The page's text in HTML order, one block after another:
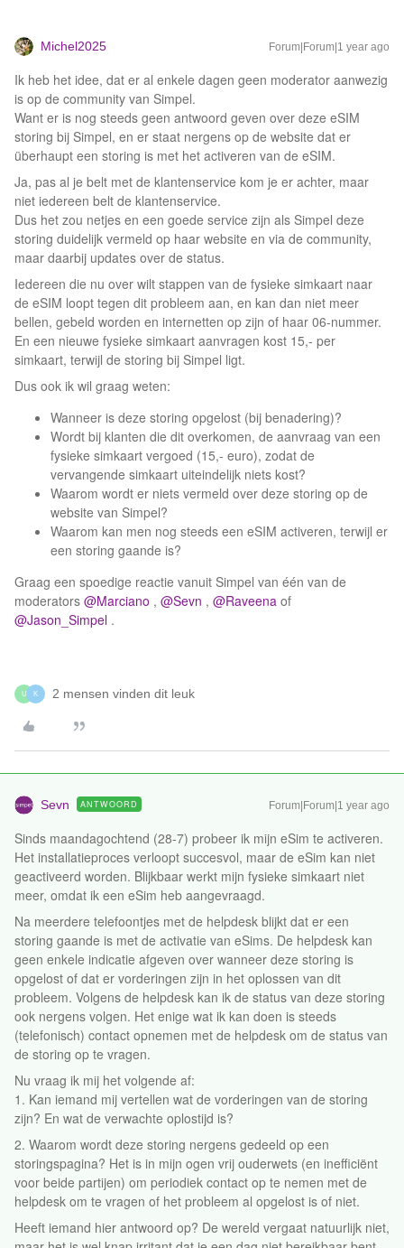
Michel2025 Forum|Forum|1 year ago
Ik heb het idee, dat er al enkele dagen geen moderator aanwezig
is op de community van Simpel.
Want er is nog steeds geen antwoord geven over deze eSIM
storing bij Simpel, en er staat nergens op de website dat er
überhaupt een storing is met het activeren van de eSIM.
Ja, pas al je belt met de klantenservice kom je er achter, maar
niet iedereen belt de klantenservice.
Dus het zou netjes en een goede service zijn als Simpel deze
storing duidelijk vermeld op haar website en via de community,
maar daarbij updates over de status.
Iedereen die nu over wilt stappen van de fysieke simkaart naar
de eSIM loopt tegen dit probleem aan, en kan dan niet meer
bellen, gebeld worden en internetten op zijn of haar 06-nummer.
En een nieuwe fysieke simkaart aanvragen kost 15,- per
simkaart, terwijl de storing bij Simpel ligt.
Dus ook ik wil graag weten:
Wanneer is deze storing opgelost (bij benadering)?
Wordt bij klanten die dit overkomen, de aanvraag van een
fysieke simkaart vergoed (15,- euro), zodat de
vervangende simkaart uiteindelijk niets kost?
Waarom wordt er niets vermeld over deze storing op de
website van Simpel?
Waarom kan men nog steeds een eSIM activeren, terwijl er
een storing gaande is?
Graag een spoedige reactie vanuit Simpel van één van de
moderators ​ @Marciano , ​ @Sevn , ​ @Raveena of ​
@Jason_Simpel .
U K 2 mensen vinden dit leuk
Sevn ANTWOORD Forum|Forum|1 year ago
Sinds maandagochtend (28-7) probeer ik mijn eSim te activeren.
Het installatieproces verloopt succesvol, maar de eSim kan niet
geactiveerd worden. Blijkbaar werkt mijn fysieke simkaart niet
meer, omdat ik een eSim heb aangevraagd.
Na meerdere telefoontjes met de helpdesk blijkt dat er een
storing gaande is met de activatie van eSims. De helpdesk kan
geen enkele indicatie afgeven over wanneer deze storing is
opgelost of dat er vorderingen zijn in het oplossen van dit
probleem. Volgens de helpdesk kan ik de status van deze storing
ook nergens volgen. Het enige wat ik kan doen is steeds
(telefonisch) contact opnemen met de helpdesk om de status van
de storing op te vragen.
Nu vraag ik mij het volgende af:
1. Kan iemand mij vertellen wat de vorderingen van de storing
zijn? En wat de verwachte oplostijd is?
2. Waarom wordt deze storing nergens gedeeld op een
storingspagina? Het is in mijn ogen vrij ouderwets (en inefficiënt
voor beide partijen) om periodiek contact op te nemen met de
helpdesk om te vragen of het probleem al opgelost is of niet.
Heeft iemand hier antwoord op? De wereld vergaat natuurlijk niet,